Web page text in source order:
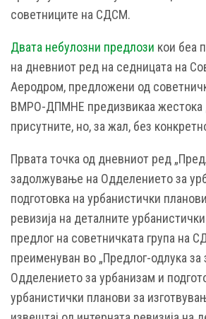
советниците на СДСМ.
Двата небулозни предлози кои беа
на дневниот ред на седницата на
Аеродром, предложени од
ВМРО-ДПМНЕ предизвикаа жестока
присутните, но, за жал, без
Првата точка од дневниот ред
задолжување на Одделението за
подготовка на урбанистички
ревизија на деталните
предлог на советничката група на
преименуван во „Предлог-одлука
Одделението за урбанизам и
урбанистички планови за